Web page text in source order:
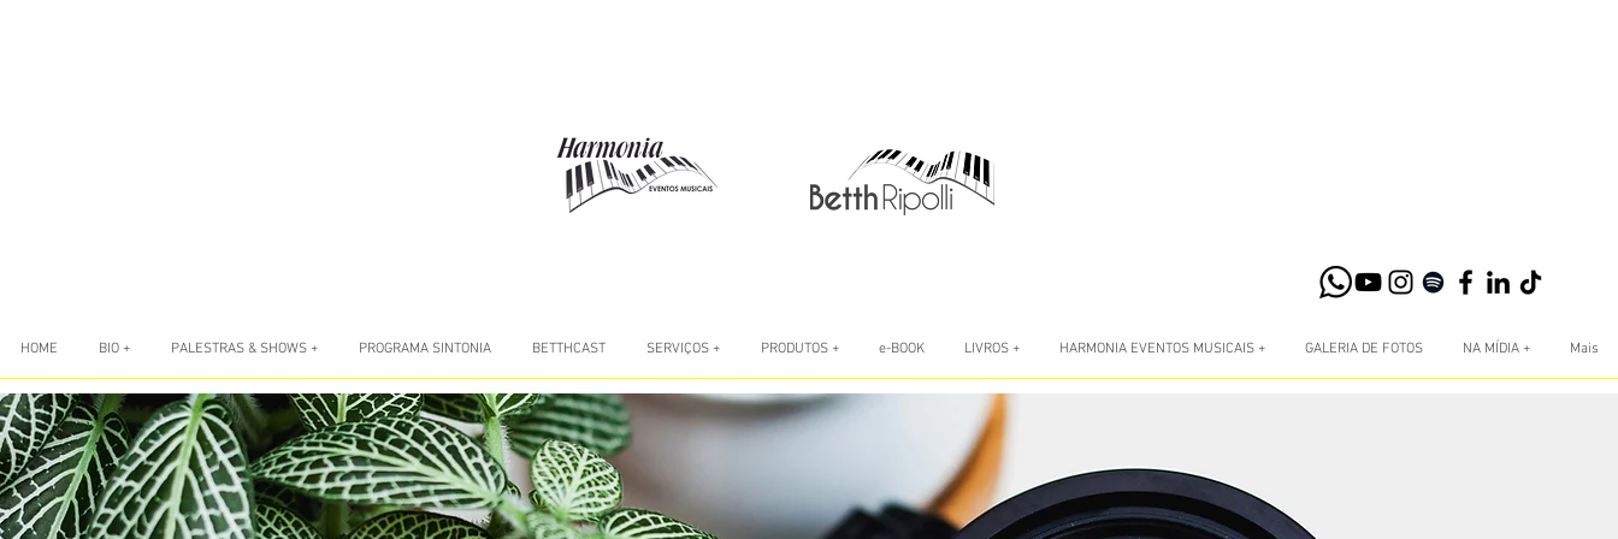
HOME BIO + PALESTRAS & SHOWS + PROGRAMA SINTONIA BETTHCAST SERVIÇOS + PRODUTOS + e-BOOK LIVROS + HARMONIA EVENTOS MUSICAIS + GALERIA DE FOTOS NA MÍDIA + Mais